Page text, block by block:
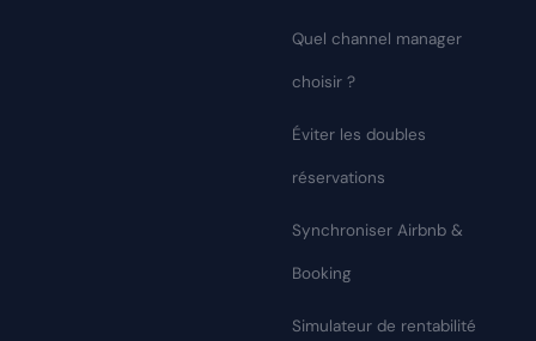
Quel channel manager
choisir ?
Éviter les doubles
réservations
Synchroniser Airbnb &
Booking
Simulateur de rentabilité